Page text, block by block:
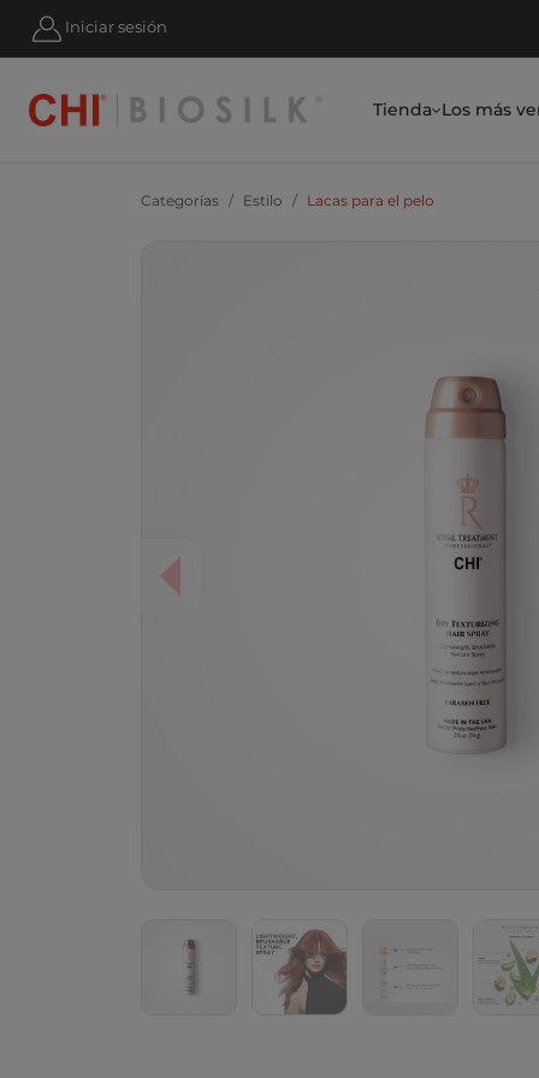
Iniciar sesión
Y AHORRA UN 10 % HOY MISMO
Tienda Los más
Categorías Estilo Lacas para el pelo